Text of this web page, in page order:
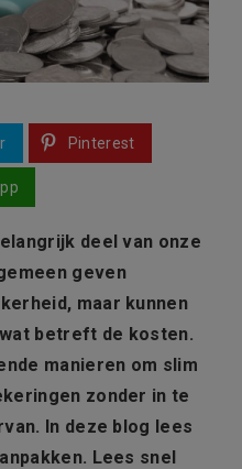
Pinterest
deel van onze
geven
maar kunnen
betreft de kosten.
manieren om slim
zonder in te
In deze blog lees
Lees snel